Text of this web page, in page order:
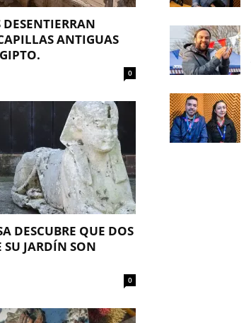
ANTIGUAS
0
DESCUBRE QUE DOS
SU JARDÍN SON
0